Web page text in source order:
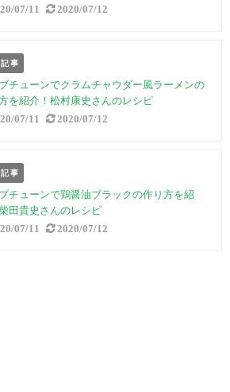
07/11 2020/07/12
事
チューンでクラムチャウダー風ラーメンの
を紹介！松村康史さんのレシピ
07/11 2020/07/12
事
チューンで鶏醤油ブラックの作り方を紹
田貴史さんのレシピ
07/11 2020/07/12